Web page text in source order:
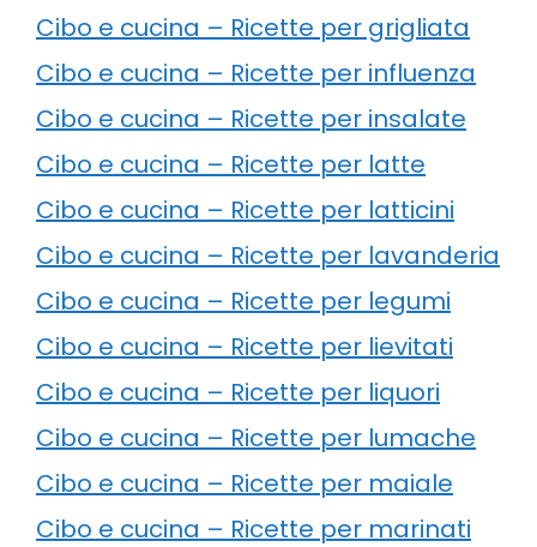
Cibo e cucina – Ricette per grigliata
Cibo e cucina – Ricette per influenza
Cibo e cucina – Ricette per insalate
Cibo e cucina – Ricette per latte
Cibo e cucina – Ricette per latticini
Cibo e cucina – Ricette per lavanderia
Cibo e cucina – Ricette per legumi
Cibo e cucina – Ricette per lievitati
Cibo e cucina – Ricette per liquori
Cibo e cucina – Ricette per lumache
Cibo e cucina – Ricette per maiale
Cibo e cucina – Ricette per marinati